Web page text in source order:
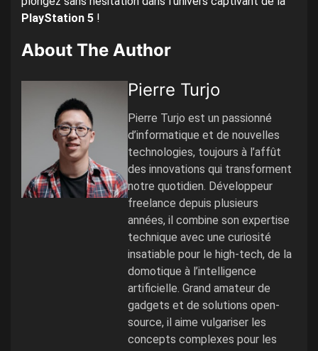
PlayStation 5 !
About The Author
Pierre Turjo
Pierre Turjo est un passionné
d’informatique et de nouvelles
technologies, toujours à l’affût
des innovations qui transforment
notre quotidien. Développeur
freelance depuis plusieurs
années, il combine son expertise
technique avec une curiosité
insatiable pour le high-tech, de la
domotique à l’intelligence
artificielle. Grand amateur de
gadgets et de solutions open-
source, il aime vulgariser les
concepts complexes pour les